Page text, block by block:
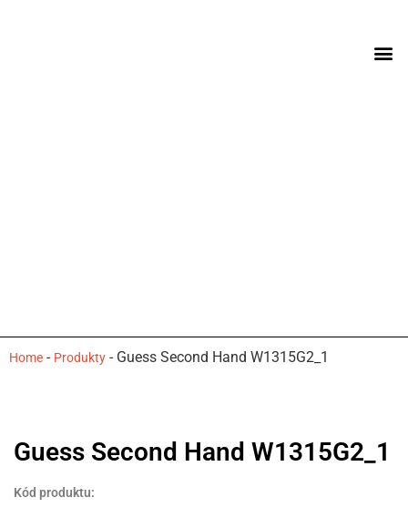
Home - Produkty - Guess Second Hand W1315G2_1
Guess Second Hand W1315G2_1
Kód produktu: